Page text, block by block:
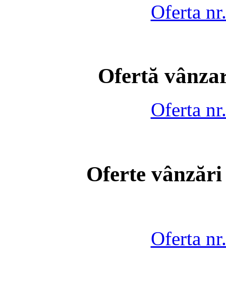
Oferta
Ofertă
Oferta
Oferte
Oferta